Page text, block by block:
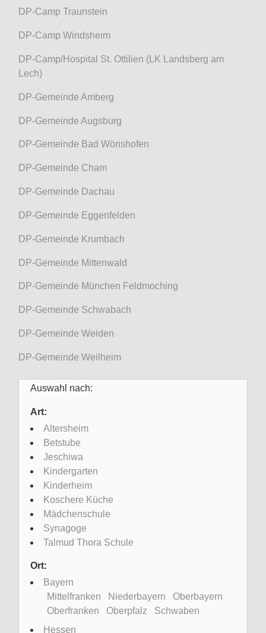
DP-Camp Traunstein
DP-Camp Windsheim
DP-Camp/Hospital St. Ottilien (LK Landsberg am
Lech)
DP-Gemeinde Amberg
DP-Gemeinde Augsburg
DP-Gemeinde Bad Wörishofen
DP-Gemeinde Cham
DP-Gemeinde Dachau
DP-Gemeinde Eggenfelden
DP-Gemeinde Krumbach
DP-Gemeinde Mittenwald
DP-Gemeinde München Feldmoching
DP-Gemeinde Schwabach
DP-Gemeinde Weiden
DP-Gemeinde Weilheim
Auswahl nach:
Art:
Altersheim
Betstube
Jeschiwa
Kindergarten
Kinderheim
Koschere Küche
Mädchenschule
Synagoge
Talmud Thora Schule
Ort:
Bayern
Mittelfranken
Niederbayern
Oberbayern
Oberfranken
Oberpfalz
Schwaben
Hessen